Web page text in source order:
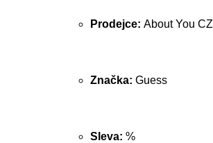
Prodejce: About You CZ
Značka: Guess
Sleva: %